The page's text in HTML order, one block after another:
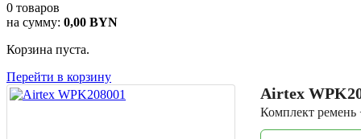
0 товаров
на сумму: 0,00 BYN
Корзина пуста.
Перейти в корзину
Airtex
Комплект ремень